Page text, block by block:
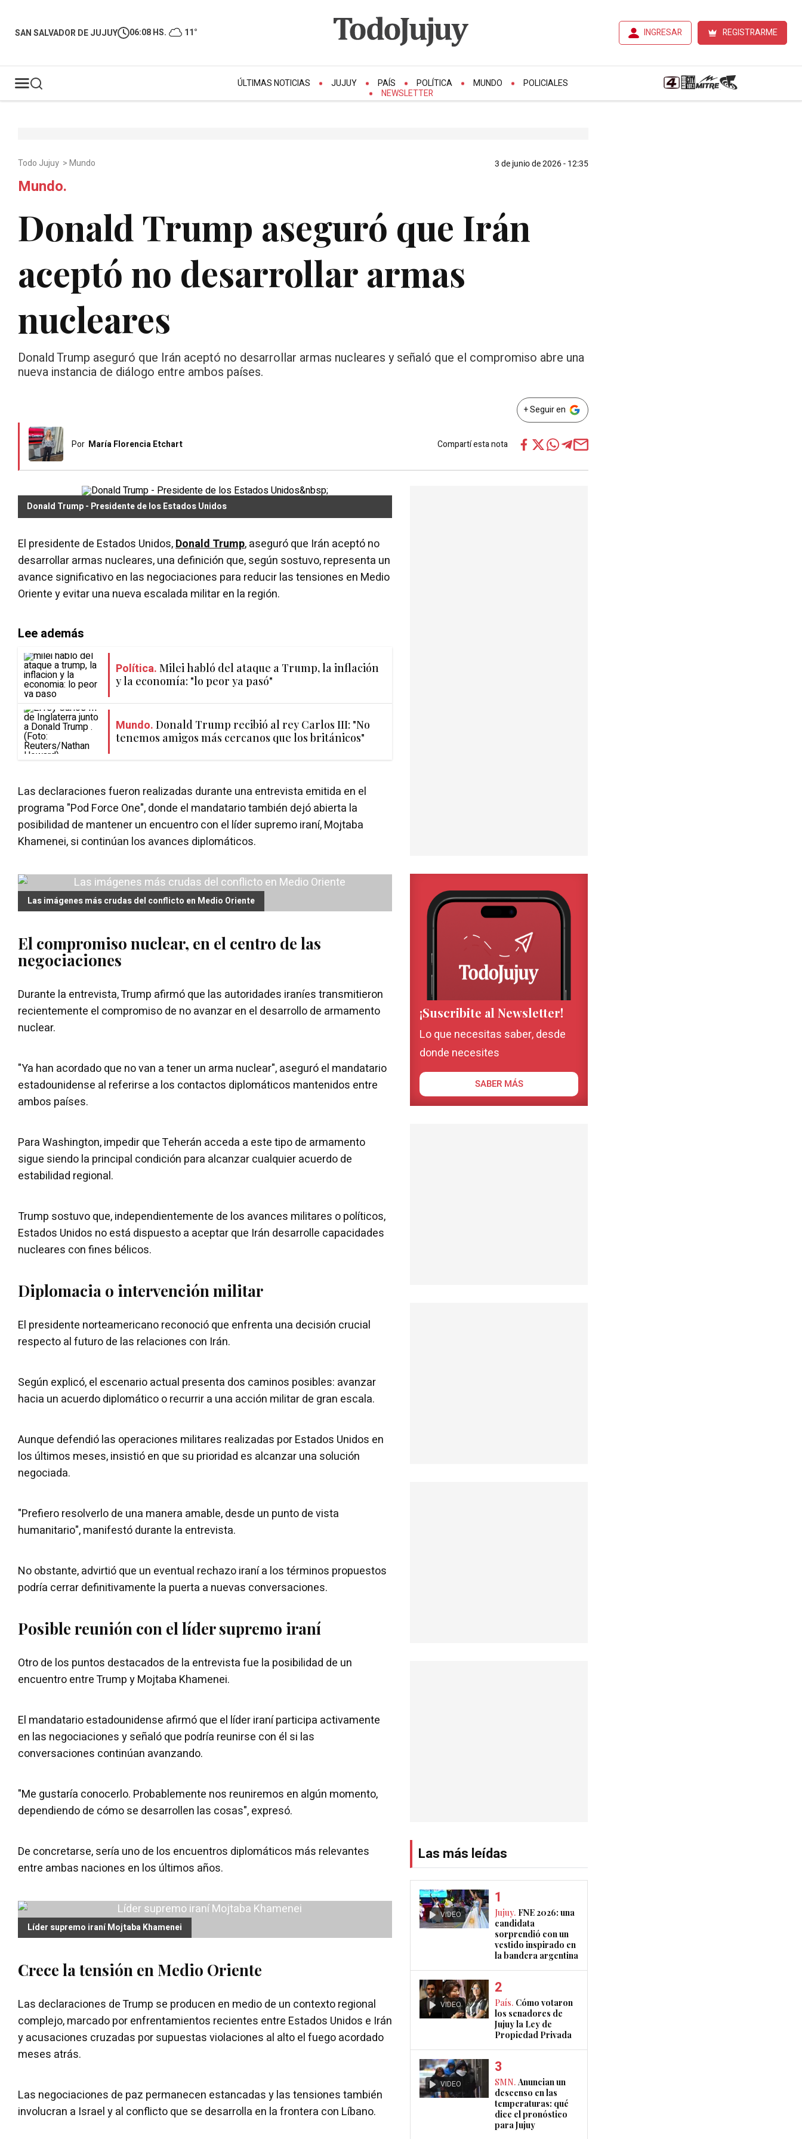
SAN SALVADOR DE JUJUY 06:08 HS. 11° INGRESAR REGISTRARME
ÚLTIMAS NOTICIAS JUJUY PAÍS POLÍTICA MUNDO
POLICIALES
NEWSLETTER
Todo Jujuy >Mundo 3 de junio de 2026 - 12:35
Mundo.
Donald Trump aseguró que Irán
aceptó no desarrollar armas
nucleares
Donald Trump aseguró que Irán aceptó no desarrollar armas nucleares y señaló que el compromiso abre una
nueva instancia de diálogo entre ambos países.
+ Seguir en
Por María Florencia Etchart Compartí esta nota
Donald Trump - Presidente de los Estados Unidos
El presidente de Estados Unidos,Donald Trump, aseguró que Irán aceptó no
desarrollar armas nucleares, una definición que, según sostuvo, representa un
avance significativo en las negociaciones para reducir las tensiones en Medio
Oriente y evitar una nueva escalada militar en la región.
Lee además
Política. Milei habló del ataque a Trump, la inflación
y la economía: "lo peor ya pasó"
Mundo. Donald Trump recibió al rey Carlos III: "No
tenemos amigos más cercanos que los británicos"
Las declaraciones fueron realizadas durante una entrevista emitida en el
programa "Pod Force One", donde el mandatario también dejó abierta la
posibilidad de mantener un encuentro con el líder supremo iraní, Mojtaba
Khamenei, si continúan los avances diplomáticos.
Las imágenes más crudas del conflicto en Medio Oriente
El compromiso nuclear, en el centro de las
negociaciones
Durante la entrevista, Trump afirmó que las autoridades iraníes transmitieron
recientemente el compromiso de no avanzar en el desarrollo de armamento
nuclear.
"Ya han acordado que no van a tener un arma nuclear", aseguró el mandatario
estadounidense al referirse a los contactos diplomáticos mantenidos entre
ambos países.
Para Washington, impedir que Teherán acceda a este tipo de armamento
sigue siendo la principal condición para alcanzar cualquier acuerdo de
estabilidad regional.
Trump sostuvo que, independientemente de los avances militares o políticos,
Estados Unidos no está dispuesto a aceptar que Irán desarrolle capacidades
nucleares con fines bélicos.
Diplomacia o intervención militar
El presidente norteamericano reconoció que enfrenta una decisión crucial
respecto al futuro de las relaciones con Irán.
Según explicó, el escenario actual presenta dos caminos posibles: avanzar
hacia un acuerdo diplomático o recurrir a una acción militar de gran escala.
Aunque defendió las operaciones militares realizadas por Estados Unidos en
los últimos meses, insistió en que su prioridad es alcanzar una solución
negociada.
"Prefiero resolverlo de una manera amable, desde un punto de vista
humanitario", manifestó durante la entrevista.
No obstante, advirtió que un eventual rechazo iraní a los términos propuestos
podría cerrar definitivamente la puerta a nuevas conversaciones.
Posible reunión con el líder supremo iraní
Otro de los puntos destacados de la entrevista fue la posibilidad de un
encuentro entre Trump y Mojtaba Khamenei.
El mandatario estadounidense afirmó que el líder iraní participa activamente
en las negociaciones y señaló que podría reunirse con él si las
conversaciones continúan avanzando.
"Me gustaría conocerlo. Probablemente nos reuniremos en algún momento,
dependiendo de cómo se desarrollen las cosas", expresó.
De concretarse, sería uno de los encuentros diplomáticos más relevantes
entre ambas naciones en los últimos años.
Líder supremo iraní Mojtaba Khamenei
Crece la tensión en Medio Oriente
Las declaraciones de Trump se producen en medio de un contexto regional
complejo, marcado por enfrentamientos recientes entre Estados Unidos e Irán
y acusaciones cruzadas por supuestas violaciones al alto el fuego acordado
meses atrás.
Las negociaciones de paz permanecen estancadas y las tensiones también
involucran a Israel y al conflicto que se desarrolla en la frontera con Líbano.
¡Suscribite al Newsletter!
Lo que necesitas saber, desde
donde necesites
SABER MÁS
Las más leídas
VIDEO Jujuy. FNE 2026: una
candidata
sorprendió con un
vestido inspirado en
la bandera argentina
VIDEO País. Cómo votaron
los senadores de
Jujuy la Ley de
Propiedad Privada
VIDEO SMN. Anuncian un
descenso en las
temperaturas: qué
dice el pronóstico
para Jujuy